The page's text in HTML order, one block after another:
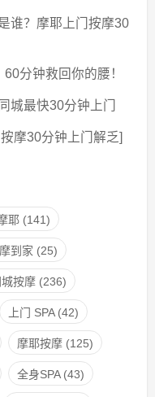
谁？摩耶上门按摩30
分钟救回你的腰！
城最快30分钟上门
摩30分钟上门解乏]
耶(141)
到家 (25)
城按摩(236)
上门 SPA(42)
摩耶按摩(125)
全身SPA(43)